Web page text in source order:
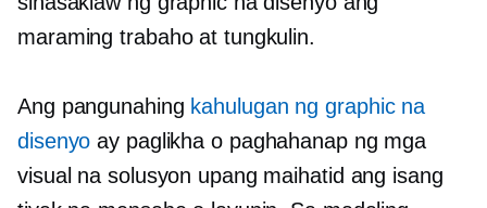
maraming trabaho at tungkulin.
Ang pangunahing kahulugan ng graphic na
disenyo ay paglikha o paghahanap ng mga
visual na solusyon upang maihatid ang isang